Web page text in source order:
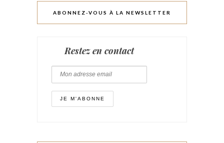
ABONNEZ-VOUS À LA NEWSLETTER
Restez en contact